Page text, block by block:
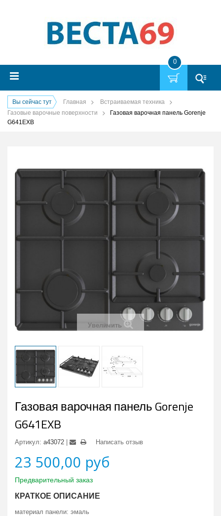
0
Вы сейчас тут Главная
Встраиваемая техника
Газовые варочные поверхности
Газовая варочная панель Gorenje
G641EXB
Увеличить
Газовая варочная панель Gorenje
G641EXB
Артикул: a43072 Написать отзыв
23 500,00 руб
Предварительный заказ
КРАТКОЕ ОПИСАНИЕ
материал панели: эмаль